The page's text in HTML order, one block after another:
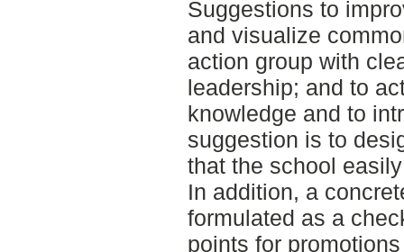
Suggestions to
and visualize
action group with
leadership; and to
knowledge and to
suggestion is to
that the school
In addition, a
formulated as a
points for